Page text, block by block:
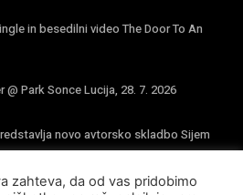
in besedilni video The Door To An
@ Park Sonce Lucija, 28. 7. 2026
novo avtorsko skladbo Sijem
zahteva, da od vas pridobimo